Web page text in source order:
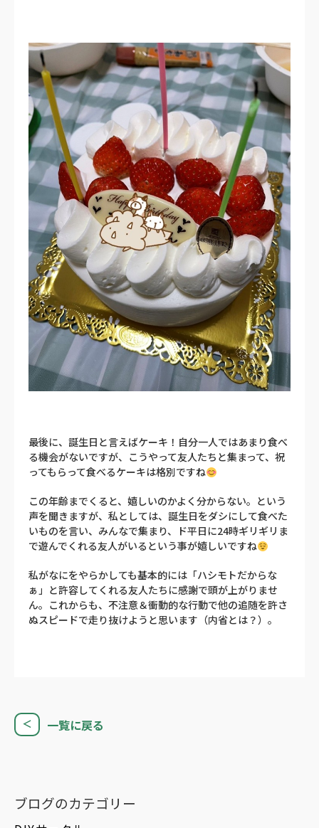
最後に、誕生日と言えばケーキ！自分一人ではあまり食べ
る機会がないですが、こうやって友人たちと集まって、祝
ってもらって食べるケーキは格別ですね
この年齢までくると、嬉しいのかよく分からない。という
声を聞きますが、私としては、誕生日をダシにして食べた
いものを言い、みんなで集まり、ド平日に24時ギリギリま
で遊んでくれる友人がいるという事が嬉しいですね
私がなにをやらかしても基本的には「ハシモトだからな
ぁ」と許容してくれる友人たちに感謝で頭が上がりませ
ん。これからも、不注意＆衝動的な行動で他の追随を許さ
ぬスピードで走り抜けようと思います（内省とは？）。
＜ 一覧に戻る
ブログのカテゴリー